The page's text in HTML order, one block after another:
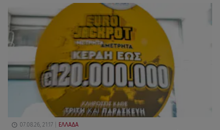
07.08.26, 21:17 ΕΛΛΑΔΑ